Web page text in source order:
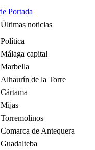
Portada
Últimas noticias
Política
Málaga capital
Marbella
Alhaurín de la Torre
Cártama
Mijas
Torremolinos
Comarca de Antequera
Guadalteba